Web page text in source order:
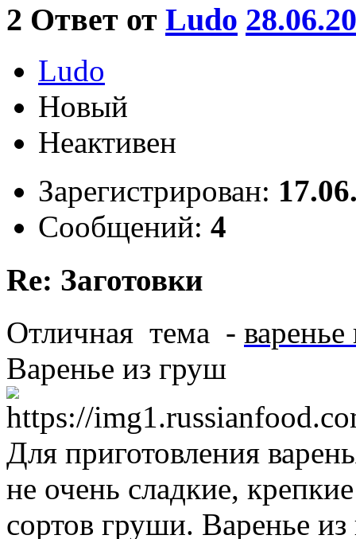
2 Ответ от Ludo
Ludo
Новый
Неактивен
Зарегистрирован:
Сообщений: 4
Re: Заготовки
Отличная тема -
Варенье из груш
Для приготовления
не очень сладкие,
сортов груши. Варенье